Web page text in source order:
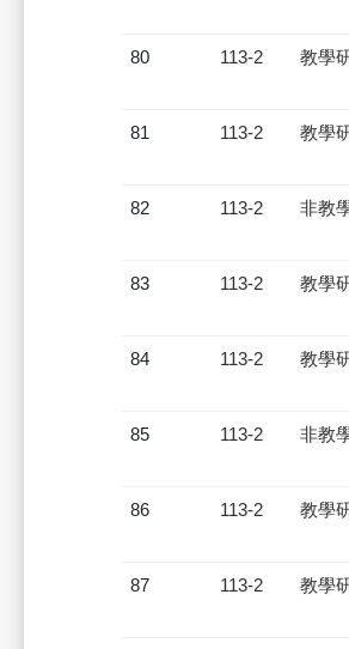
80 113-2 教學
81 113-2 教學
82 113-2 非教
83 113-2 教學
84 113-2 教學
85 113-2 非教
86 113-2 教學
87 113-2 教學